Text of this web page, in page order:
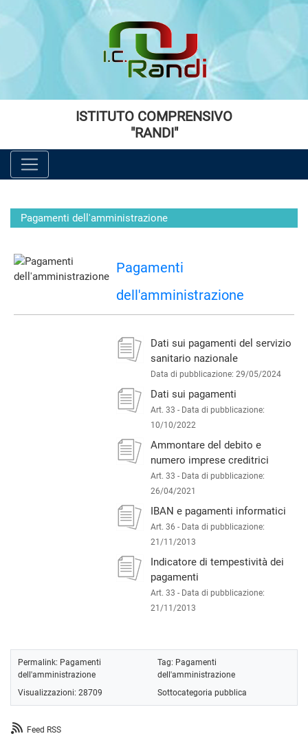
Vai al menù principale
Vai al menù secondario
ISTITUTO COMPRENSIVO
"RANDI"
Pagamenti dell'amministrazione
Pagamenti
dell'amministrazione
Dati sui pagamenti del servizio
sanitario nazionale
Data di pubblicazione: 29/05/2024
Dati sui pagamenti
Art. 33 - Data di pubblicazione:
10/10/2022
Ammontare del debito e
numero imprese creditrici
Art. 33 - Data di pubblicazione:
26/04/2021
IBAN e pagamenti informatici
Art. 36 - Data di pubblicazione:
21/11/2013
Indicatore di tempestività dei
pagamenti
Art. 33 - Data di pubblicazione:
21/11/2013
Permalink: Pagamenti
dell'amministrazione
Tag: Pagamenti
dell'amministrazione
Visualizzazioni: 28709
Sottocategoria pubblica
Feed RSS